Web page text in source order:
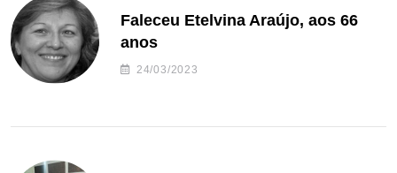
Faleceu Etelvina Araújo, aos 66
anos
24/03/2023